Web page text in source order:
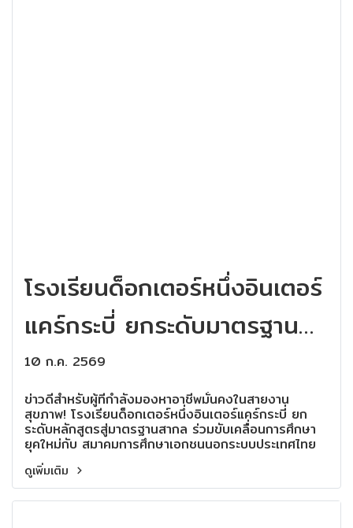
โรงเรียนด็อกเตอร์หนึ่งอินเตอร์
แคร์กระบี่ ยกระดับมาตรฐาน
การศึกษา จับมือ มทร.ตะวัน
ออก เปิดทางเทียบโอน ป.ตรี
10 ก.ค. 2569
ข่าวดีสำหรับผู้ที่กำลังมองหาอาชีพมั่นคงในสายงาน
สุขภาพ! โรงเรียนด็อกเตอร์หนึ่งอินเตอร์แคร์กระบี่ ยก
ระดับหลักสูตรสู่มาตรฐานสากล ร่วมขับเคลื่อนการศึกษา
ยุคใหม่กับ สมาคมการศึกษาเอกชนนอกระบบประเทศไทย
และ สมาคมผู้บริหารสถานศึกษาการบริบาลและสุขภาพ
(ประเทศไทย)
ดูเพิ่มเติม